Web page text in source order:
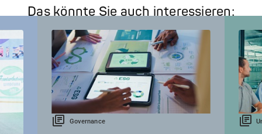
Das könnte Sie auch interessieren:
Governance